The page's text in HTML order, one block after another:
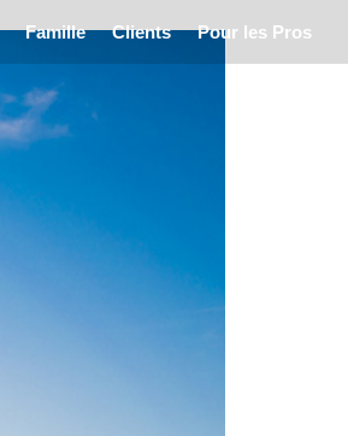
Famille Clients Pour les Pros